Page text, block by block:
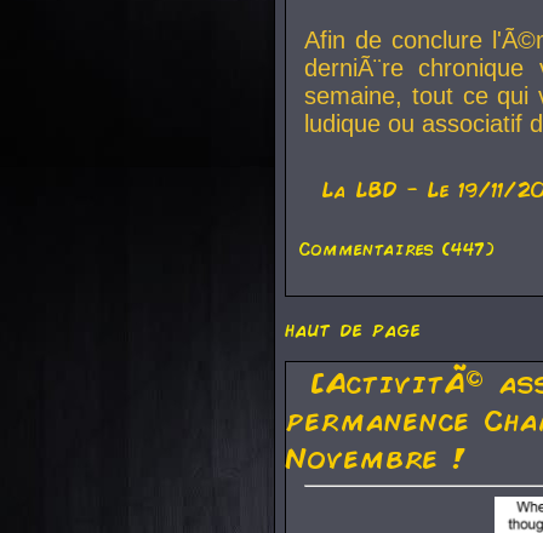
Afin de conclure
derniÃ¨re
semaine, tout ce qui
ludique ou associatif
La LBD - Le 19/11/
Commentaires (447)
haut de page
[ActivitÃ©
permanence
Novembre !